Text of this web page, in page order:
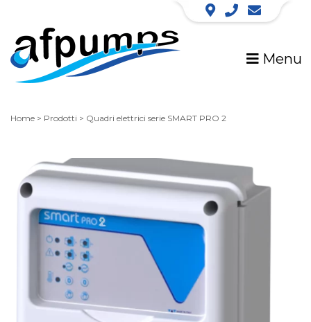
Menu
Home > Prodotti > Quadri elettrici serie SMART PRO 2